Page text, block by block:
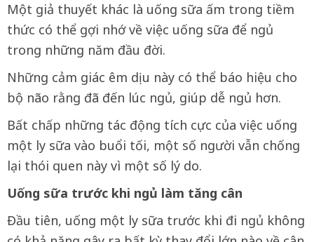
Một giả thuyết khác là uống sữa ấm trong tiềm
thức có thể gợi nhớ về việc uống sữa để ngủ
trong những năm đầu đời.
Những cảm giác êm dịu này có thể báo hiệu cho
bộ não rằng đã đến lúc ngủ, giúp dễ ngủ hơn.
Bất chấp những tác động tích cực của việc uống
một ly sữa vào buổi tối, một số người vẫn chống
lại thói quen này vì một số lý do.
Uống sữa trước khi ngủ làm tăng cân
Đầu tiên, uống một ly sữa trước khi đi ngủ không